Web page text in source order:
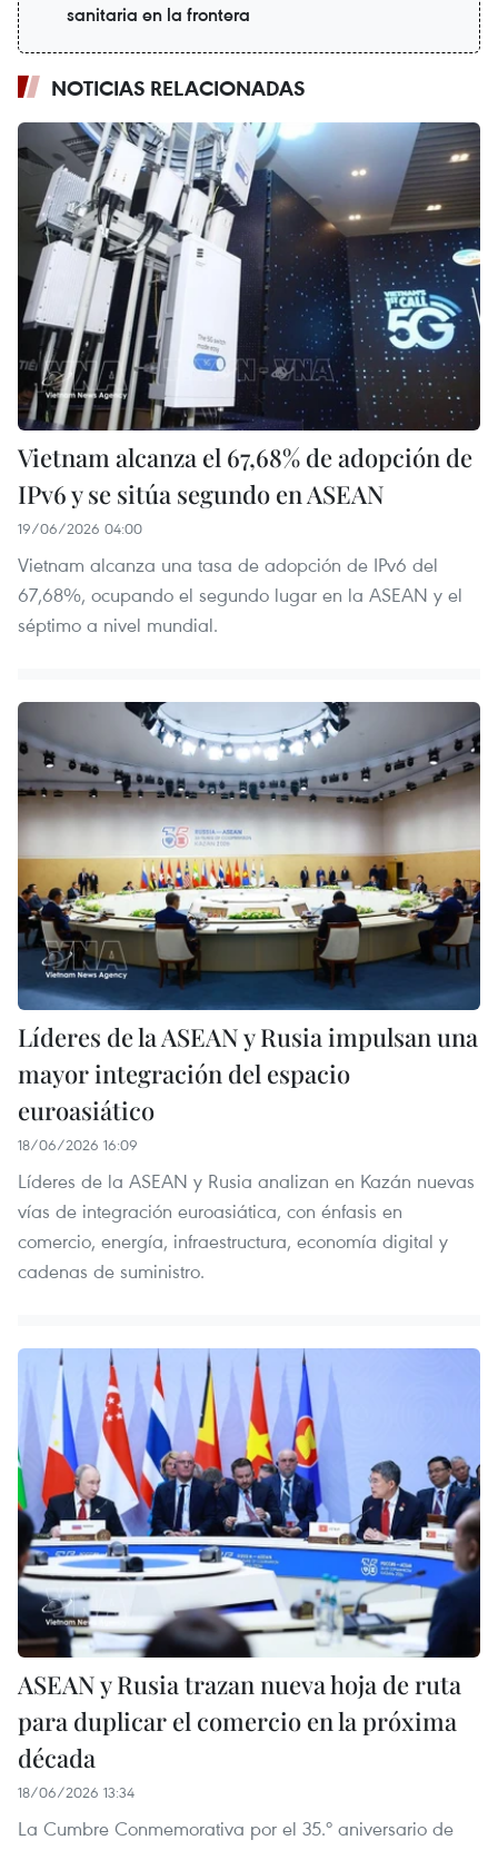
sanitaria en la frontera
NOTICIAS RELACIONADAS
Vietnam alcanza el 67,68% de adopción de
IPv6 y se sitúa segundo en ASEAN
19/06/2026 04:00
Vietnam alcanza una tasa de adopción de IPv6 del
67,68%, ocupando el segundo lugar en la ASEAN y el
séptimo a nivel mundial.
Líderes de la ASEAN y Rusia impulsan una
mayor integración del espacio
euroasiático
18/06/2026 16:09
Líderes de la ASEAN y Rusia analizan en Kazán nuevas
vías de integración euroasiática, con énfasis en
comercio, energía, infraestructura, economía digital y
cadenas de suministro.
ASEAN y Rusia trazan nueva hoja de ruta
para duplicar el comercio en la próxima
década
18/06/2026 13:34
La Cumbre Conmemorativa por el 35.º aniversario de